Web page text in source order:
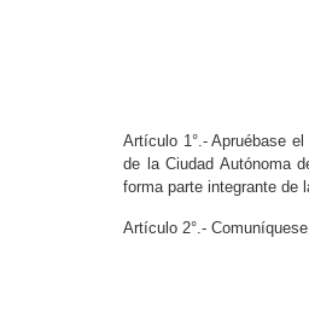
Artículo 1°.- Apruébase
de la Ciudad Autónoma
forma parte integrante de
Artículo 2°.-